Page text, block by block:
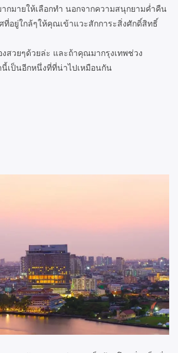
กมายให้เลือกทำ นอกจากความสนุกยามค่ำคืน
ที่อยู่ใกล้ๆให้คุณเข้าแวะสักการะสิ่งศักดิ์สิทธิ์
งสวยๆด้วยล่ะ และถ้าคุณมากรุงเทพช่วง
นี้เป็นอีกหนึ่งที่ที่น่าไปเหมือนกัน